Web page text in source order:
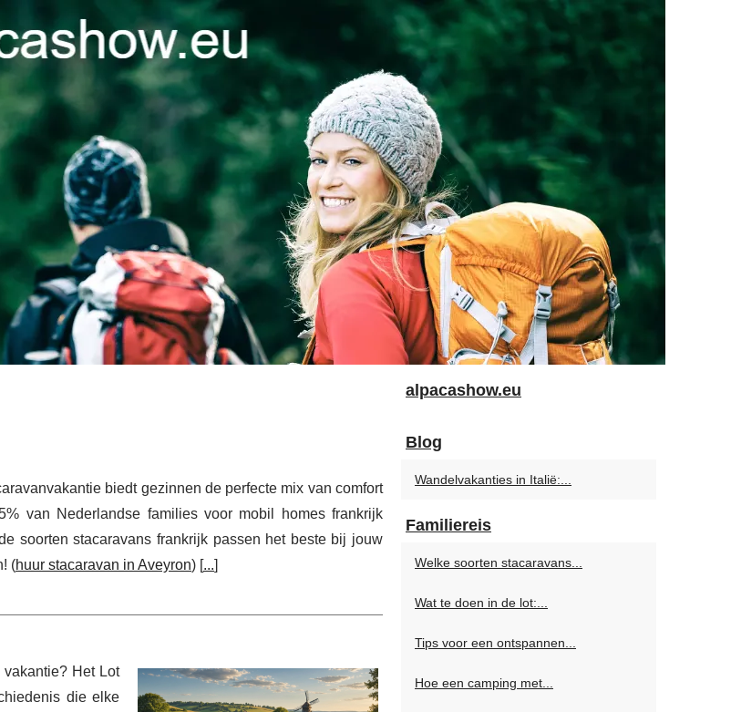
biedt gezinnen de perfecte mix van comfort
van Nederlandse families voor mobil homes frankrijk
soorten stacaravans frankrijk passen het beste bij jouw
(huur stacaravan in Aveyron) [...]
Het Lot
die elke
alpacashow.eu
Blog
Wandelvakanties in Italië:...
Familiereis
Welke soorten stacaravans...
Wat te doen in de lot:...
Tips voor een ontspannen...
Hoe een camping met...